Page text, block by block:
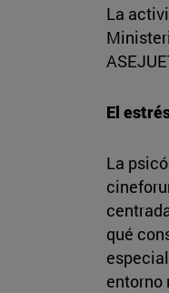
La
El
La
qué
entorno